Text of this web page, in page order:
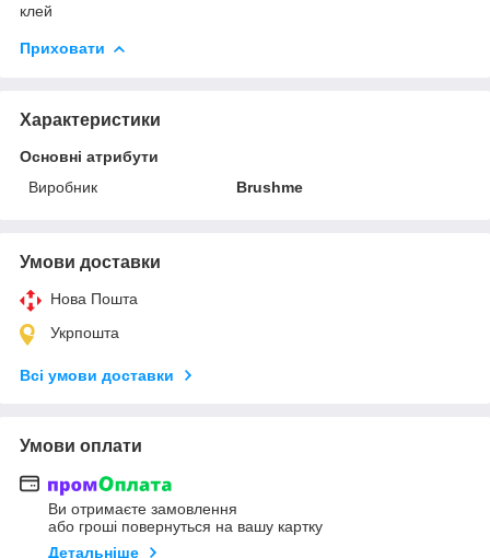
клей
Приховати
Характеристики
Основні атрибути
Виробник
Brushme
Умови доставки
Нова Пошта
Укрпошта
Всі умови доставки
Умови оплати
Ви отримаєте замовлення
або гроші повернуться на вашу картку
Детальніше